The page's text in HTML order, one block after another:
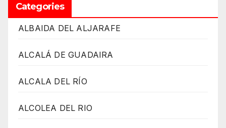
Categories
ALBAIDA DEL ALJARAFE
ALCALÁ DE GUADAIRA
ALCALA DEL RÍO
ALCOLEA DEL RIO